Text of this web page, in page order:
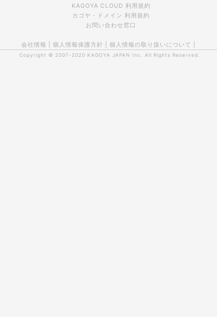
KAGOYA CLOUD 利用規約
カゴヤ・ドメイン 利用規約
お問い合わせ窓口
会社情報 個人情報保護方針 個人情報の取り扱いについて
Copyright © 2007-2020 KAGOYA JAPAN Inc. All Rights Reserved.